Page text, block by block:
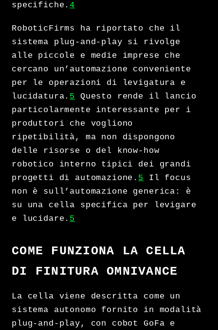
specifiche.4
RoboticFirms ha riportato che il
sistema plug-and-play si rivolge
alle piccole e medie imprese che
cercano un’automazione conveniente
per le operazioni di levigatura e
lucidatura. 5
Questo rende il lancio
particolarmente interessante per i
produttori che vogliono
ripetibilità, ma non dispongono
delle risorse o del know-how
robotico interno tipici dei grandi
progetti di automazione. 5
Il focus
non è sull’automazione generica: è
su una cella specifica per levigare
e lucidare. 5
COME FUNZIONA LA CELLA
DI FINITURA OMNIVANCE
La cella viene descritta come un
sistema autonomo fornito in modalità
plug-and-play, con cobot GoFa e